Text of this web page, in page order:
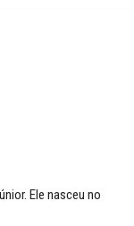
Ele nasceu no